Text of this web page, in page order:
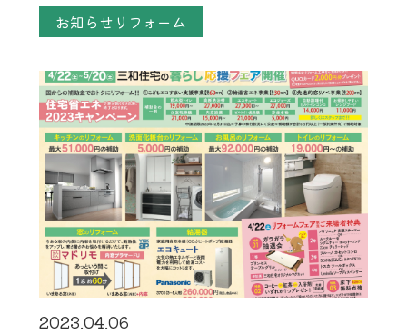
お知らせリフォーム
2023.04.06